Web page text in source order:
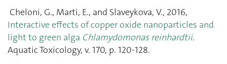
Cheloni, G., Marti, E., and Slaveykova, V., 2016,
Interactive effects of copper oxide nanoparticles and
light to green alga Chlamydomonas reinhardtii.
Aquatic Toxicology, v. 170, p. 120-128.